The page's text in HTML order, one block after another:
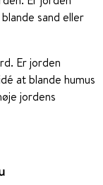
sand eller
Er jorden
at blande humus
jordens